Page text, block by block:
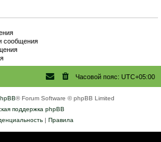
сообщения
Часовой пояс: UTC+05:00
® Forum Software © phpBB Limited
поддержка phpBB
| Правила